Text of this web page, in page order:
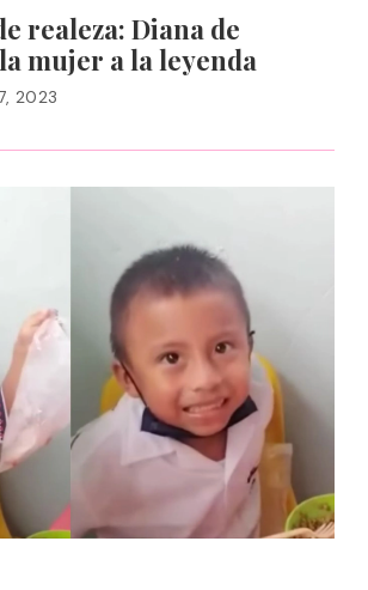
realeza: Diana de
mujer a la leyenda
2023